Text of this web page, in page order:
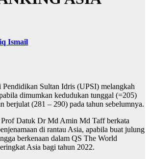
Ismail
Pendidikan Sultan Idris (UPSI) melangkah
dimumkan kedudukan tunggal (=205)
berjulat (281 – 290) pada tahun sebelumnya.
Datuk Dr Md Amin Md Taff berkata
di rantau Asia, apabila buat julung
berkenaan dalam QS The World
Asia bagi tahun 2022.